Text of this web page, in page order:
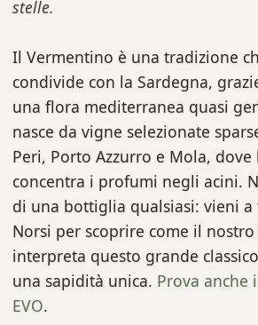
stelle.
Il Vermentino è una tradizione
condivide con la Sardegna,
una flora mediterranea quasi
nasce da vigne selezionate
Peri, Porto Azzurro e Mola, dove
concentra i profumi negli acini.
di una bottiglia qualsiasi: vieni a
Norsi per scoprire come il
interpreta questo grande
una sapidità unica. Prova anche
EVO.